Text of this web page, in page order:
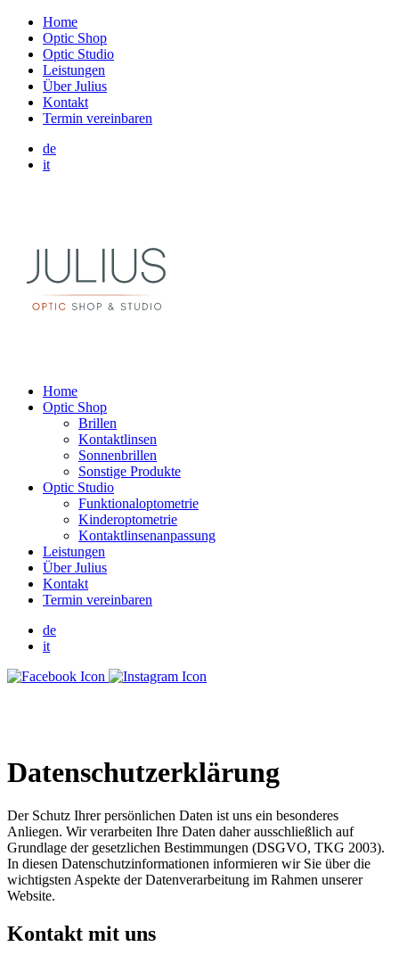
Home
Optic Shop
Optic Studio
Leistungen
Über Julius
Kontakt
Termin vereinbaren
de
it
Home
Optic Shop
Brillen
Kontaktlinsen
Sonnenbrillen
Sonstige Produkte
Optic Studio
Funktionaloptometrie
Kinderoptometrie
Kontaktlinsenanpassung
Leistungen
Über Julius
Kontakt
Termin vereinbaren
de
it
Datenschutzerklärung
Der Schutz Ihrer persönlichen Daten ist uns ein besonderes
Anliegen. Wir verarbeiten Ihre Daten daher ausschließlich auf
Grundlage der gesetzlichen Bestimmungen (DSGVO, TKG 2003).
In diesen Datenschutzinformationen informieren wir Sie über die
wichtigsten Aspekte der Datenverarbeitung im Rahmen unserer
Website.
Kontakt mit uns